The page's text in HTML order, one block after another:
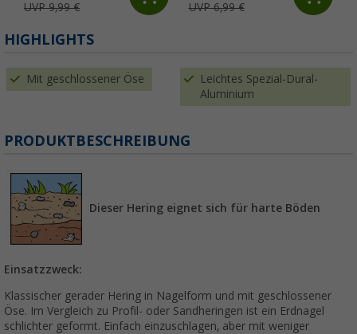
UVP 9,99 € UVP 6,99 €
HIGHLIGHTS
Mit geschlossener Öse
Leichtes Spezial-Dural-
Aluminium
PRODUKTBESCHREIBUNG
Dieser Hering eignet sich für harte Böden
Einsatzzweck:
Klassischer gerader Hering in Nagelform und mit geschlossener
Öse. Im Vergleich zu Profil- oder Sandheringen ist ein Erdnagel
schlichter geformt. Einfach einzuschlagen, aber mit weniger